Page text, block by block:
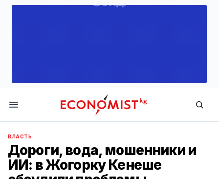
Economist.kg
ВЛАСТЬ
Дороги, вода, мошенники и
ИИ: в Жогорку Кенеше